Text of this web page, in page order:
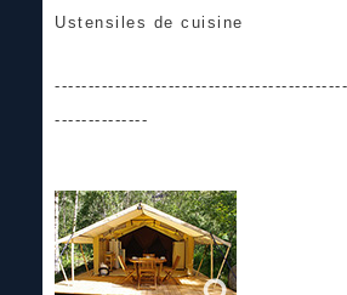
Ustensiles de cuisine
--------------